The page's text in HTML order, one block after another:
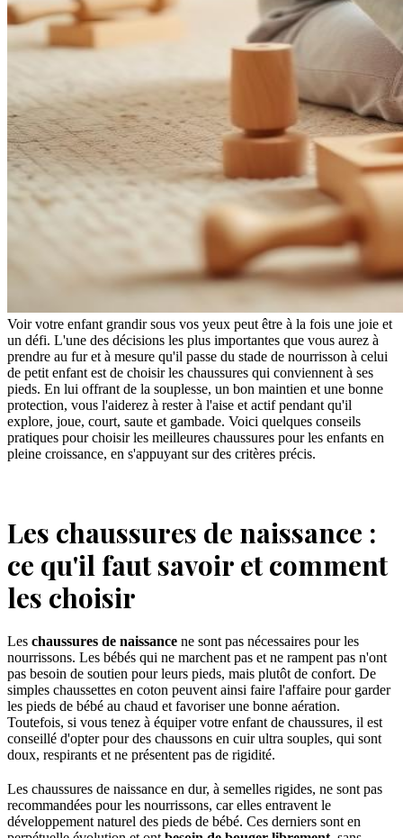
Voir votre enfant grandir sous vos yeux peut être à la fois une joie et
un défi. L'une des décisions les plus importantes que vous aurez à
prendre au fur et à mesure qu'il passe du stade de nourrisson à celui
de petit enfant est de choisir les chaussures qui conviennent à ses
pieds. En lui offrant de la souplesse, un bon maintien et une bonne
protection, vous l'aiderez à rester à l'aise et actif pendant qu'il
explore, joue, court, saute et gambade. Voici quelques conseils
pratiques pour choisir les meilleures chaussures pour les enfants en
pleine croissance, en s'appuyant sur des critères précis.
Les chaussures de naissance :
ce qu'il faut savoir et comment
les choisir
Les chaussures de naissance ne sont pas nécessaires pour les
nourrissons. Les bébés qui ne marchent pas et ne rampent pas n'ont
pas besoin de soutien pour leurs pieds, mais plutôt de confort. De
simples chaussettes en coton peuvent ainsi faire l'affaire pour garder
les pieds de bébé au chaud et favoriser une bonne aération.
Toutefois, si vous tenez à équiper votre enfant de chaussures, il est
conseillé d'opter pour des chaussons en cuir ultra souples, qui sont
doux, respirants et ne présentent pas de rigidité.
Les chaussures de naissance en dur, à semelles rigides, ne sont pas
recommandées pour les nourrissons, car elles entravent le
développement naturel des pieds de bébé. Ces derniers sont en